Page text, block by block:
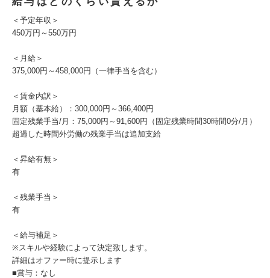
＜予定年収＞
450万円～550万円
＜月給＞
375,000円～458,000円（一律手当を含む）
＜賃金内訳＞
月額（基本給）：300,000円～366,400円
固定残業手当/月：75,000円～91,600円（固定残業時間30時間0分/月）
超過した時間外労働の残業手当は追加支給
＜昇給有無＞
有
＜残業手当＞
有
＜給与補足＞
※スキルや経験によって決定致します。
詳細はオファー時に提示します
■賞与：なし